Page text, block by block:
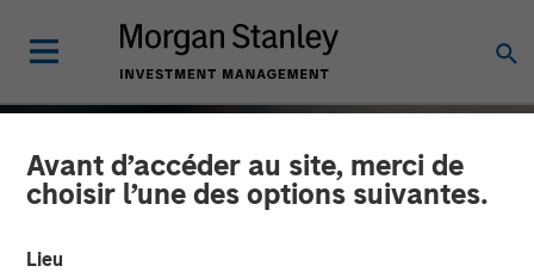
Avant d’accéder au site, merci de
choisir l’une des options suivantes.
Lieu